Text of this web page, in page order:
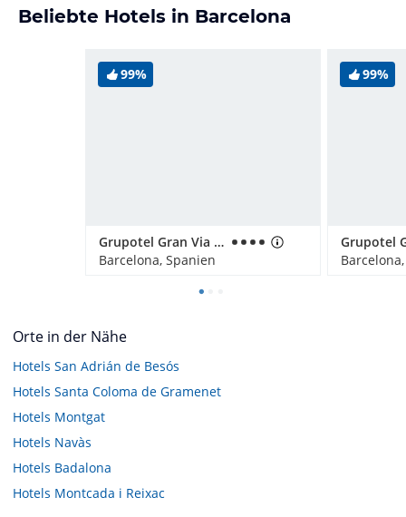
Beliebte Hotels in Barcelona
99%
Grupotel Gran Via 678
Barcelona, Spanien
99%
Grupotel
Orte in der Nähe
Hotels San Adrián de Besós
Hotels Santa Coloma de Gramenet
Hotels Montgat
Hotels Navàs
Hotels Badalona
Hotels Montcada i Reixac